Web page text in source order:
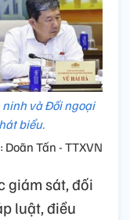
ninh và Đối ngoại
biểu.
Doãn Tấn - TTXVN
giám sát, đối
luật, điều